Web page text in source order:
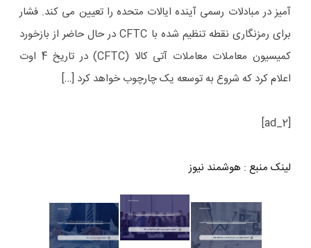
آمیز در مبادلات رسمی آینده ایالات متحده را تعیین می کند. فشار
برای رمزنگاری نقطه تنظیم شده با CFTC در حال حاضر از بازخورد
کمیسیون معاملات معاملات آتی کالا (CFTC) در تاریخ 4 اوت
اعلام کرد که شروع به توسعه یک چارچوب خواهد کرد […]
[ad_2]
لینک منبع : هوشمند نیوز